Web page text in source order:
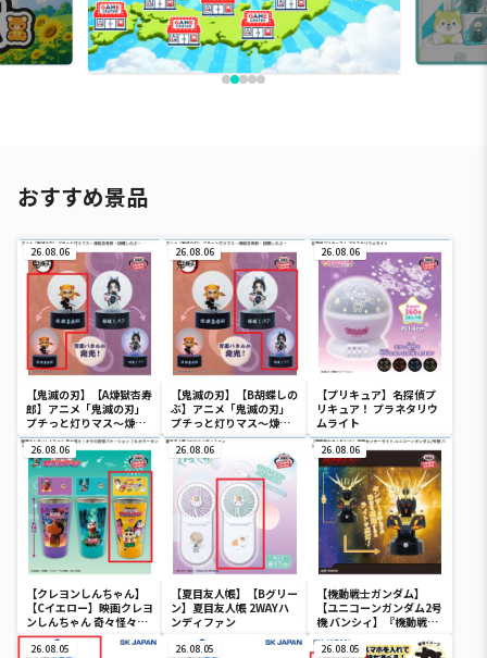
おすすめ景品
26.08.06
【鬼滅の刃】【A煉獄杏寿
郎】アニメ「鬼滅の刃」
プチっと灯りマス～煉獄
杏寿郎・胡蝶しのぶ～
26.08.06
【鬼滅の刃】【B胡蝶しの
ぶ】アニメ「鬼滅の刃」
プチっと灯りマス～煉獄
杏寿郎・胡蝶しのぶ～
26.08.06
【プリキュア】名探偵プ
リキュア！ プラネタリウ
ムライト
26.08.06
【クレヨンしんちゃん】
【Cイエロー】映画クレヨ
ンしんちゃん 奇々怪々！
オラの妖怪バケ～ション
フルカラータンブラー
26.08.06
【夏目友人帳】【Bグリー
ン】夏目友人帳 2WAYハ
ンディファン
26.08.06
【機動戦士ガンダム】
【ユニコーンガンダム2号
機 バンシィ】『機動戦士
ーライト-ユニコーンガン
26.08.05 26.08.05 26.08.05